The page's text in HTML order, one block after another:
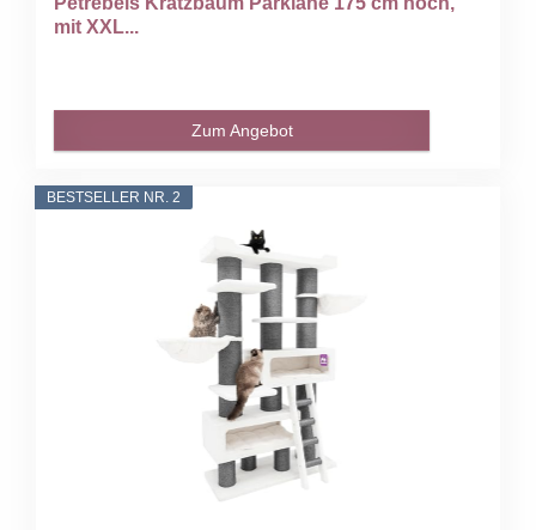
mit XXL...
Zum Angebot
BESTSELLER NR. 2